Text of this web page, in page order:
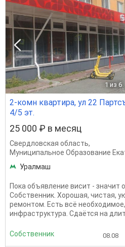
1 из 6
2-комн квартира, ул 22
4/5 эт.
25 000 ₽ в месяц
Свердловская область,
Муниципальное Образование
Уралмаш
Пока объявление висит - значит
Собственник. Хорошая, чистая,
ремонтом. Есть всё
инфраструктура. Сдаётся на
Собственник 08.08